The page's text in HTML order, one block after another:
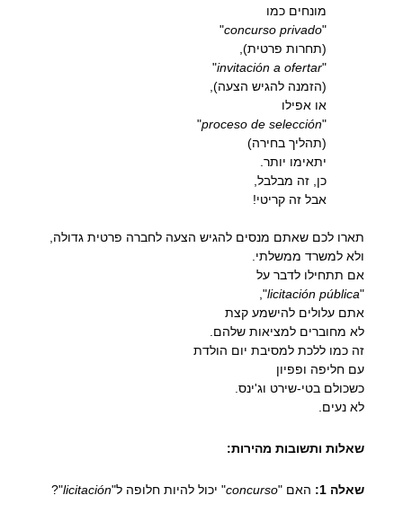
מונחים כמו
"
concurso privado
"
(תחרות פרטית),
"
invitación a ofertar
"
(הזמנה להגיש הצעה),
או אפילו
"
proceso de selección
"
(תהליך בחירה)
יתאימו יותר.
כן, זה מבלבל,
אבל זה קריטי!
תארו לכם שאתם מנסים להגיש הצעה לחברה פרטית גדולה,
ולא למשרד ממשלתי.
אם תתחילו לדבר על
"
licitación pública
",
אתם עלולים להישמע קצת
לא מחוברים למציאות שלהם.
זה כמו ללכת למסיבת יום הולדת
עם חליפה ופפיון
כשכולם בטי-שירט וג'ינס.
לא נעים.
שאלות ותשובות מהירות:
שאלה 1: האם "concurso" יכול להיות חלופה ל"licitación
"?